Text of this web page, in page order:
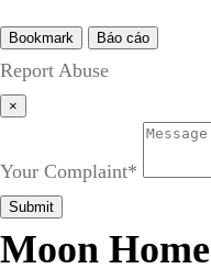
Bookmark Báo cáo
Report Abuse
×
Your Complaint*
Submit
Moon